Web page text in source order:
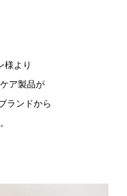
様より
ア製品が
ランドから